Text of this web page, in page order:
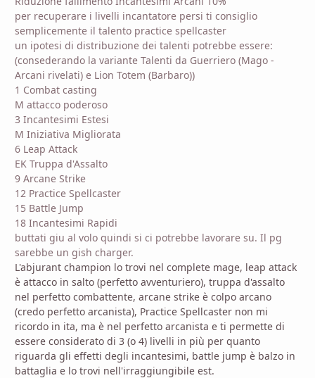
per recuperare i livelli incantatore persi ti consiglio
semplicemente il talento practice spellcaster
un ipotesi di distribuzione dei talenti potrebbe essere:
(consederando la variante Talenti da Guerriero (Mago -
Arcani rivelati) e Lion Totem (Barbaro))
1 Combat casting
M attacco poderoso
3 Incantesimi Estesi
M Iniziativa Migliorata
6 Leap Attack
EK Truppa d'Assalto
9 Arcane Strike
12 Practice Spellcaster
15 Battle Jump
18 Incantesimi Rapidi
buttati giu al volo quindi si ci potrebbe lavorare su. Il pg
sarebbe un gish charger.
L'abjurant champion lo trovi nel complete mage, leap attack
è attacco in salto (perfetto avventuriero), truppa d'assalto
nel perfetto combattente, arcane strike è colpo arcano
(credo perfetto arcanista), Practice Spellcaster non mi
ricordo in ita, ma è nel perfetto arcanista e ti permette di
essere considerato di 3 (o 4) livelli in più per quanto
riguarda gli effetti degli incantesimi, battle jump è balzo in
battaglia e lo trovi nell'irraggiungibile est.